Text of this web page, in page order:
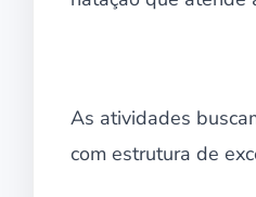
As atividades
com estrutura de